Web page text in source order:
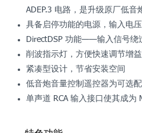
ADEP.3 电路，是升级原厂低音
具备启停功能的电源，输入电
DirectDSP 功能——输入信号绕
削波指示灯，方便快速调节增益
紧凑型设计，节省安装空间
低音炮音量控制遥控器为可选
单声道 RCA 输入接口使其成为